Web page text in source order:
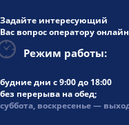
Задайте интересующий
Вас вопрос оператору онлайн
Режим работы:
будние дни с 9:00 до 18:00
без перерыва на обед;
суббота, воскресенье —